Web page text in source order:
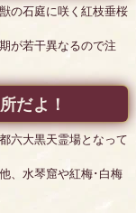
の石庭に咲く紅枝垂桜
が若干異なるので注
だよ！
六大黒天霊場となって
、水琴窟や紅梅･白梅